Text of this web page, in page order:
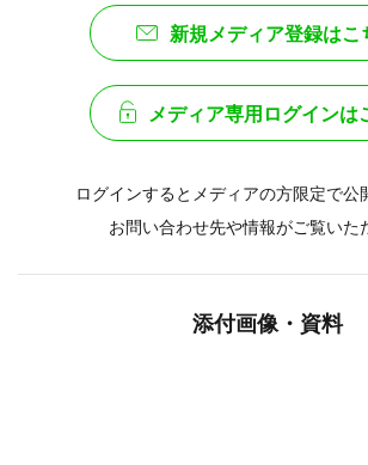
新規メディア登録はこ
メディア専用ログインは
ログインするとメディアの方限定で公
お問い合わせ先や情報がご覧いた
添付画像・資料